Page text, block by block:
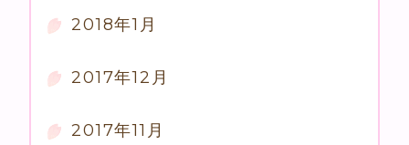
2018年1月
2017年12月
2017年11月